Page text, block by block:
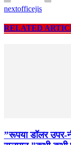
nextofficejis
RELATED
”रूपया डॉलर उपर-